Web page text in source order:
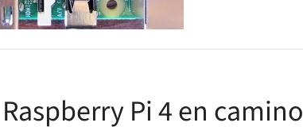
Pi 4 en camino